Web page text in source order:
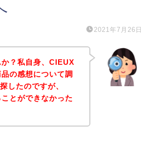
2021年7月26日
？私自身、CIEUX
の感想について調
したのですが、
とができなかった